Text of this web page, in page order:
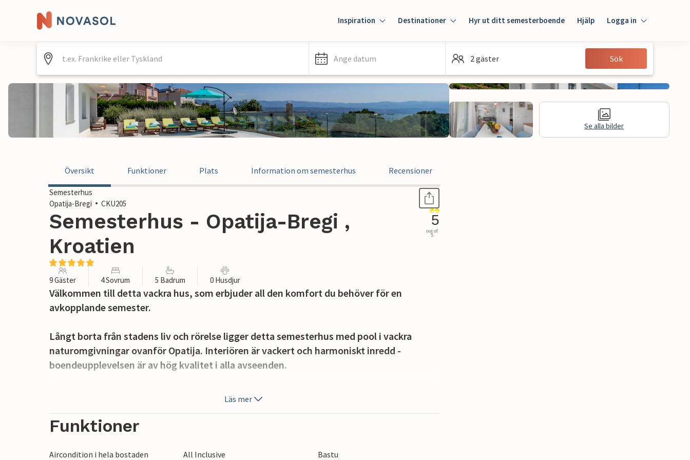
Inspiration Destinationer Hyr ut ditt semesterboende Hjälp Logga in
Gäst
Ange datum 2 gäster Sök
Se alla bilder
Översikt Funktioner Plats Information om semesterhus Recensioner
Semesterhus
Opatija-Bregi
CKU205
Semesterhus - Opatija-Bregi ,
Kroatien
5
out of
5
9 Gäster 4 Sovrum 5 Badrum 0 Husdjur
Välkommen till detta vackra hus, som erbjuder all den komfort du behöver för en
avkopplande semester.
Långt borta från stadens liv och rörelse ligger detta semesterhus med pool i vackra
naturomgivningar ovanför Opatija. Interiören är vackert och harmoniskt inredd -
boendeupplevelsen är av hög kvalitet i alla avseenden.
Ta ett dopp i utomhuspoolen eller koppla av med din favoritbok på en av terrasserna
grill där du kan tillaga dina favoritspecialiteter.
Läget ger dig många möjligheter till en varierad semester. Iii är känt som det nautiska
Läs mer
Funktioner
Aircondition i hela bostaden All Inclusive
Bastu